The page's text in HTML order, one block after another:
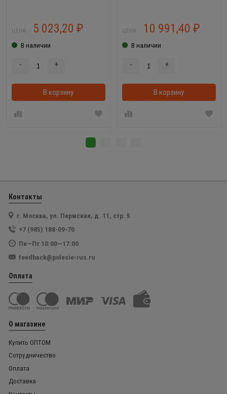
шт), Торнадо (3 шт)
ЦЕНА: 5 023,20 ₽
В наличии
- +
В корзину В корзинке
ЦЕНА: 10 991,40 ₽
В наличии
- +
В корзину
Контакты
г. Москва, ул. Пермская, д. 11, стр. 5
+7 (985) 188-09-70
Пн—Пт 10:00—17:00
feedback@polesie-rus.ru
Оплата
О магазине
Купить ОПТОМ
Сотрудничество
Оплата
Доставка